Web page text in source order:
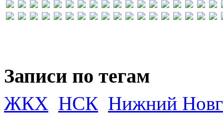
Записи по тегам
ЖКХ НСК Нижний